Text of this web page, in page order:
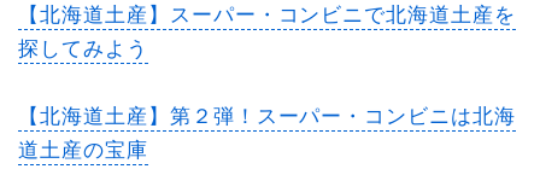
【北海道土産】スーパー・コンビニで北海道土産を
探してみよう
【北海道土産】第２弾！スーパー・コンビニは北海
道土産の宝庫